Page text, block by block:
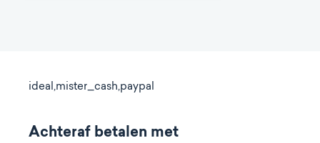
ideal,mister_cash,paypal
Achteraf betalen met